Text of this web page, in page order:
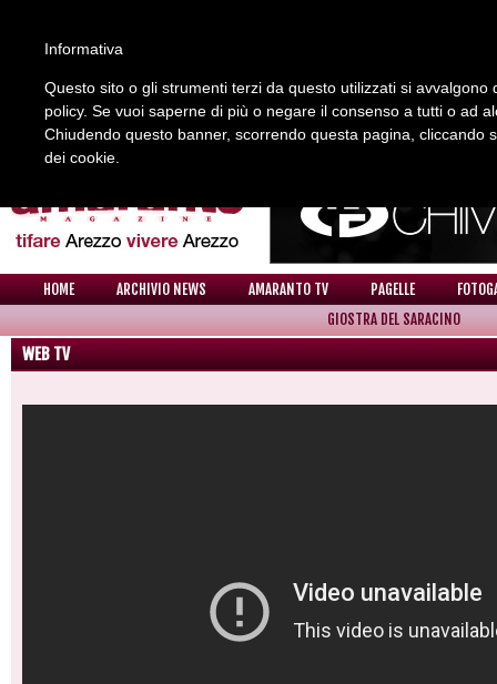
REDAZIONE COLLABORA CON NOI CONTATTI
HOME ARCHIVIO NEWS AMARANTO TV PAGELLE
GIOSTRA DEL SARACINO
WEB TV
Informativa
Questo sito o gli strumenti terzi da questo utilizzati si
policy. Se vuoi saperne di più o negare il consenso a tutti o ad
Chiudendo questo banner, scorrendo questa pagina, cliccando
dei cookie.